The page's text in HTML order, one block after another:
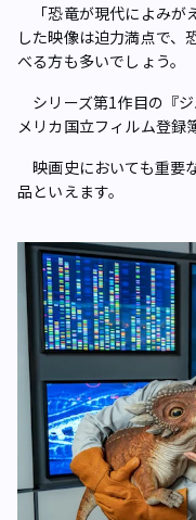
「恐竜が現代によみが
した映像は迫力満点で、
べる方も多いでしょう。
シリーズ第1作目の『
メリカ国立フィルム登録
映画史においても重要
品といえます。